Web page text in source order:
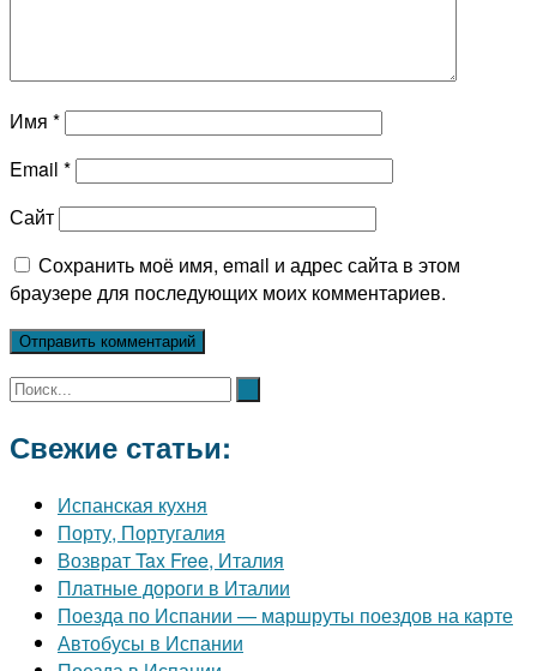
Имя *
Email *
Сайт
Сохранить моё имя, email и адрес сайта в этом
браузере для последующих моих комментариев.
Свежие статьи:
Испанская кухня
Порту, Португалия
Возврат Tax Free, Италия
Платные дороги в Италии
Поезда по Испании — маршруты поездов на карте
Автобусы в Испании